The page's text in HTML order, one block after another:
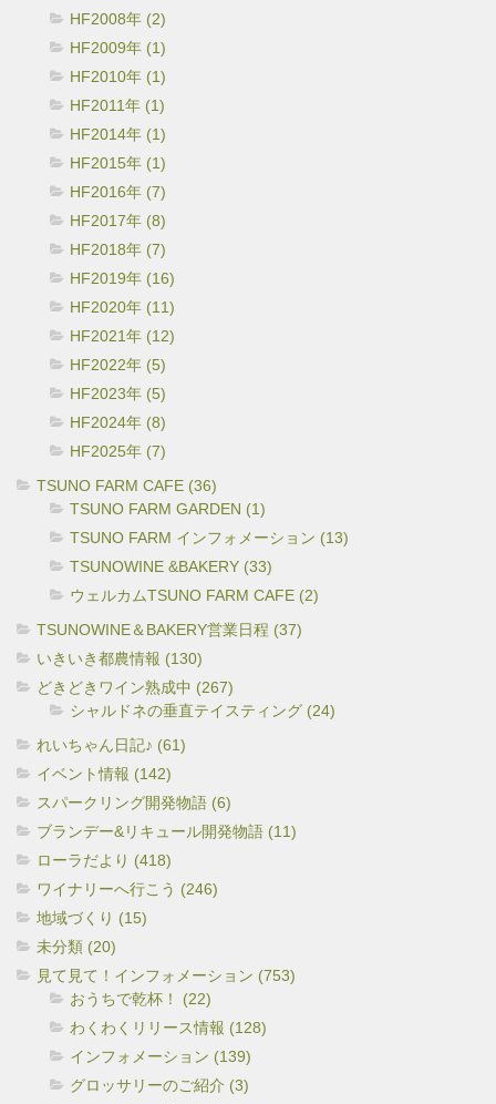
HF2008年 (2)
HF2009年 (1)
HF2010年 (1)
HF2011年 (1)
HF2014年 (1)
HF2015年 (1)
HF2016年 (7)
HF2017年 (8)
HF2018年 (7)
HF2019年 (16)
HF2020年 (11)
HF2021年 (12)
HF2022年 (5)
HF2023年 (5)
HF2024年 (8)
HF2025年 (7)
TSUNO FARM CAFE (36)
TSUNO FARM GARDEN (1)
TSUNO FARM インフォメーション (13)
TSUNOWINE &BAKERY (33)
ウェルカムTSUNO FARM CAFE (2)
TSUNOWINE＆BAKERY営業日程 (37)
いきいき都農情報 (130)
どきどきワイン熟成中 (267)
シャルドネの垂直テイスティング (24)
れいちゃん日記♪ (61)
イベント情報 (142)
スパークリング開発物語 (6)
ブランデー&リキュール開発物語 (11)
ローラだより (418)
ワイナリーへ行こう (246)
地域づくり (15)
未分類 (20)
見て見て！インフォメーション (753)
おうちで乾杯！ (22)
わくわくリリース情報 (128)
インフォメーション (139)
グロッサリーのご紹介 (3)